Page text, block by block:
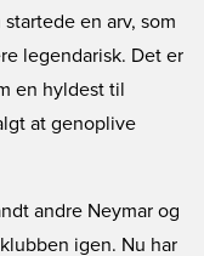
en arv, som
legendarisk. Det er
en hyldest til
at genoplive
andre Neymar og
igen. Nu har